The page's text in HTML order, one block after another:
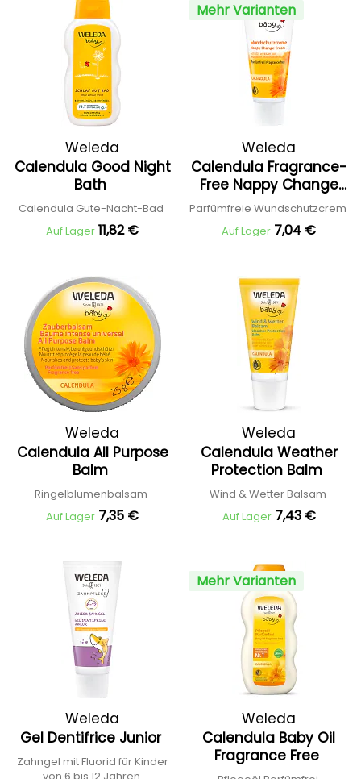
Weleda
Calendula Good Night
Bath
Calendula Gute-Nacht-Bad
Auf Lager 11,82 €
Mehr Varianten
Weleda
Calendula Fragrance-
Free Nappy Change
Cream
Parfümfreie Wundschutzcrem
Auf Lager 7,04 €
Weleda
Calendula All Purpose
Balm
Ringelblumenbalsam
Auf Lager 7,35 €
Weleda
Calendula Weather
Protection Balm
Wind & Wetter Balsam
Auf Lager 7,43 €
Weleda
Gel Dentifrice Junior
Zahngel mit Fluorid für Kinder
Mehr Varianten
Weleda
Calendula Baby Oil
Fragrance Free